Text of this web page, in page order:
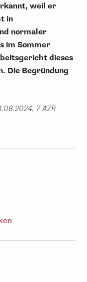
weil er
in
normaler
im Sommer
dieses
Die Begründung
7 AZR